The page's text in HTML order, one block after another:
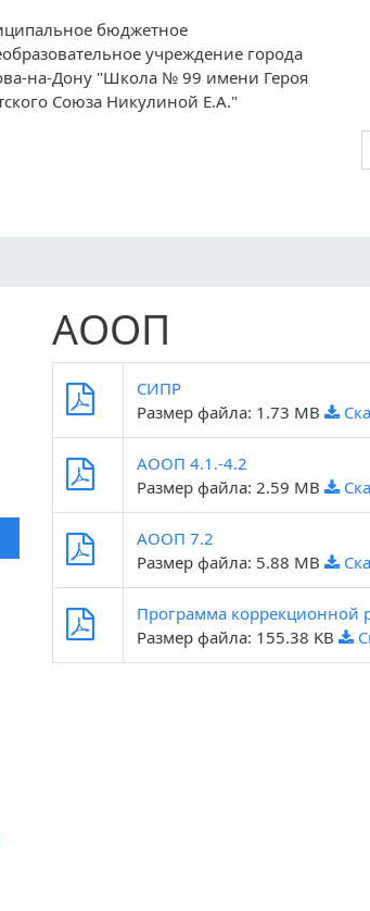
бюджетное
учреждение города
на-Дону "Школа № 99 имени Героя
Союза Никулиной Е.А."
АООП
СИПР
Размер файла: 1.73 MB
АООП 4.1.-4.2
Размер файла: 2.59 MB
АООП 7.2
Размер файла: 5.88 MB
Программа
Размер файла: 155.38 KB